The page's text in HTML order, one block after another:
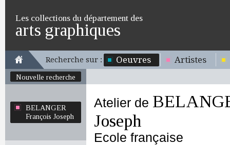
Les collections du département des
arts graphiques
Recherche sur : Oeuvres Artistes
Nouvelle recherche
BELANGER
François Joseph
Atelier de
Joseph
Ecole française